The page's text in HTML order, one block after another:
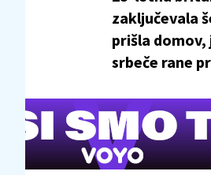
zaključevala
prišla domov,
srbeče rane